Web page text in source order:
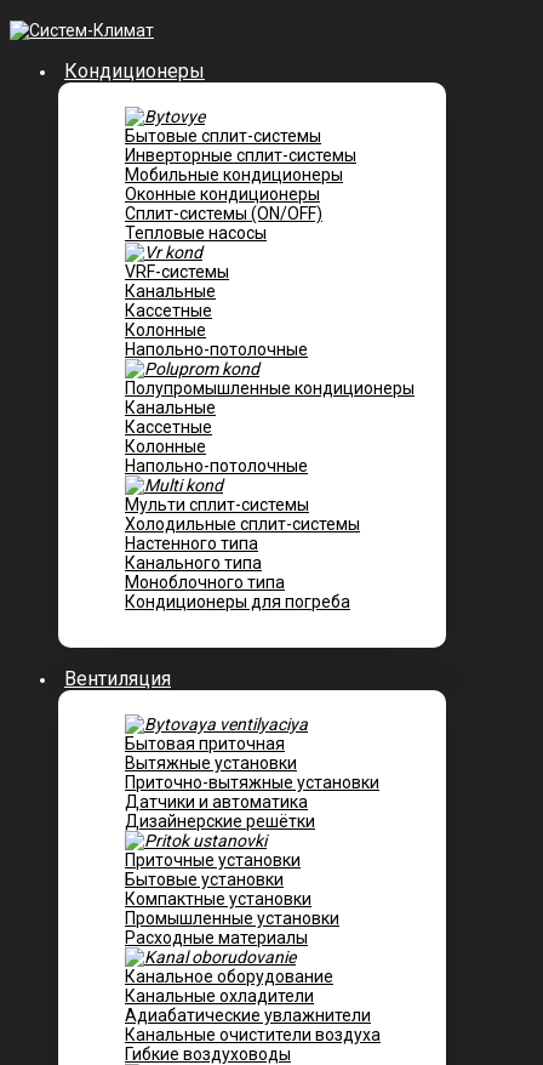
Кондиционеры
Бытовые сплит-системы
Инверторные сплит-системы
Мобильные кондиционеры
Оконные кондиционеры
Сплит-системы (ON/OFF)
Тепловые насосы
VRF-системы
Канальные
Касcетные
Колонные
Напольно-потолочные
Полупромышленные кондиционеры
Канальные
Кассетные
Колонные
Напольно-потолочные
Мульти сплит-системы
Холодильные сплит-системы
Настенного типа
Канального типа
Моноблочного типа
Кондиционеры для погреба
Вентиляция
Бытовая приточная
Вытяжные установки
Приточно-вытяжные установки
Датчики и автоматика
Дизайнерские решётки
Приточные установки
Бытовые установки
Компактные установки
Промышленные установки
Расходные материалы
Канальное оборудование
Канальные охладители
Адиабатические увлажнители
Канальные очистители воздуха
Гибкие воздуховоды